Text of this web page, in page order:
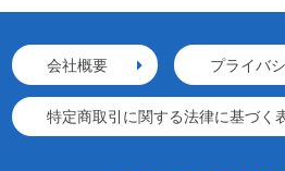
会社概要 プライバ
特定商取引に関する法律に基づく